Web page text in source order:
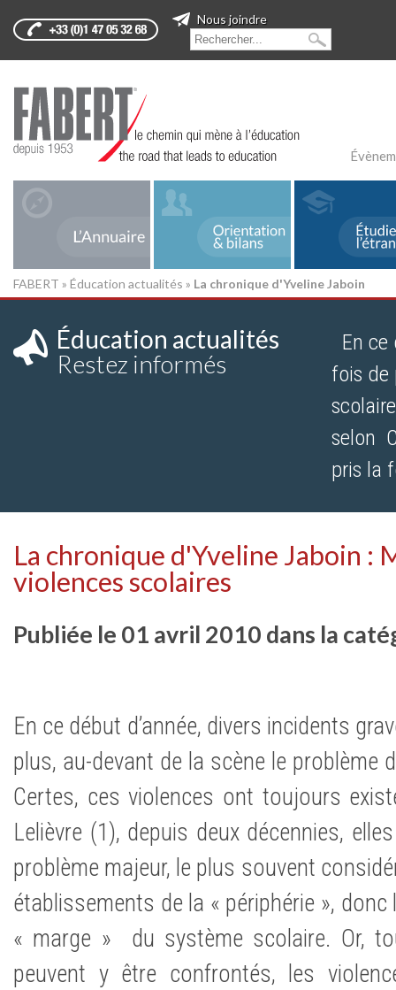
Nous joindre
FABERT » Éducation actualités » La chronique d'Yveline Jaboin
Éducation actualités
Restez informés
En ce
fois de
selon
pris la
La chronique d'Yveline Jaboin :
violences scolaires
Publiée le 01 avril 2010 dans la
En ce début d’année, divers incidents
plus, au-devant de la scène le problème
Certes, ces violences ont toujours
Lelièvre (1), depuis deux décennies,
problème majeur, le plus souvent
établissements de la « périphérie »,
« marge » du système scolaire. Or,
peuvent y être confrontés, les